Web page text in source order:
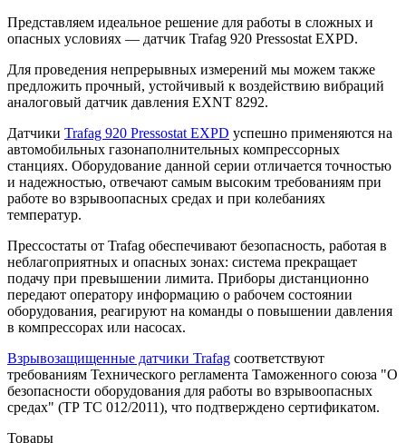
Представляем идеальное решение для работы в сложных и
опасных условиях — датчик Trafag 920 Pressostat EXPD.
Для проведения непрерывных измерений мы можем также
предложить прочный, устойчивый к воздействию вибраций
аналоговый датчик давления EXNT 8292.
Датчики Trafag 920 Pressostat EXPD успешно применяются на
автомобильных газонаполнительных компрессорных
станциях. Оборудование данной серии отличается точностью
и надежностью, отвечают самым высоким требованиям при
работе во взрывоопасных средах и при колебаниях
температур.
Прессостаты от Trafag обеспечивают безопасность, работая в
неблагоприятных и опасных зонах: система прекращает
подачу при превышении лимита. Приборы дистанционно
передают оператору информацию о рабочем состоянии
оборудования, реагируют на команды о повышении давления
в компрессорах или насосах.
Взрывозащищенные датчики Trafag соответствуют
требованиям Технического регламента Таможенного союза "О
безопасности оборудования для работы во взрывоопасных
средах" (ТР ТС 012/2011), что подтверждено сертификатом.
Товары